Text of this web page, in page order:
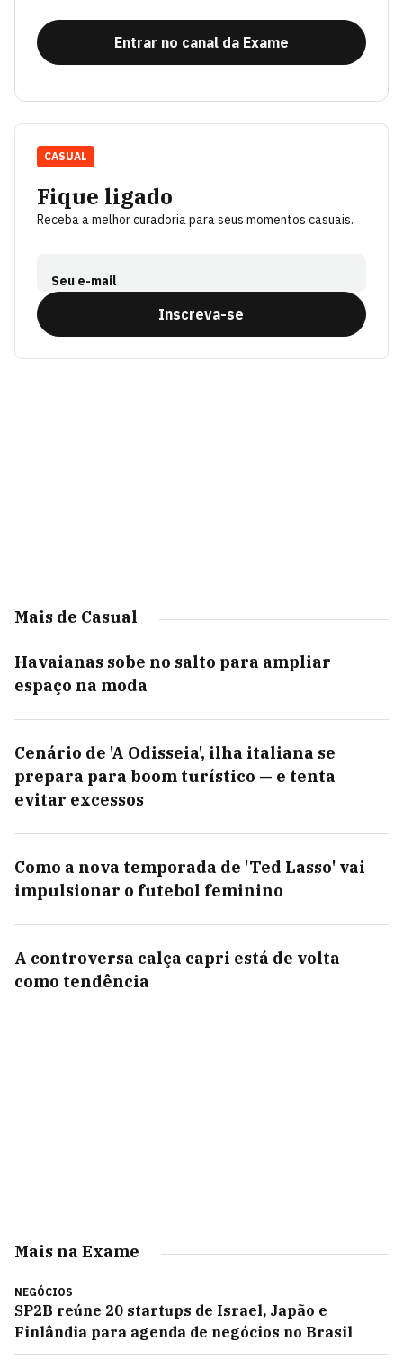
Entrar no canal da Exame
Fique ligado
Receba a melhor curadoria para seus momentos casuais.
Seu e-mail
Inscreva-se
CASUAL
Mais de Casual
Havaianas sobe no salto para ampliar
espaço na moda
Cenário de 'A Odisseia', ilha italiana se
prepara para boom turístico — e tenta
evitar excessos
Como a nova temporada de 'Ted Lasso' vai
impulsionar o futebol feminino
A controversa calça capri está de volta
como tendência
Mais na Exame
NEGÓCIOS
SP2B reúne 20 startups de Israel, Japão e
Finlândia para agenda de negócios no Brasil